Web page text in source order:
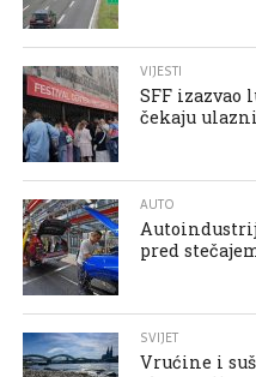
VIJESTI
SFF izazvao
čekaju
AUTO
pred
SVIJET
Vrućine i